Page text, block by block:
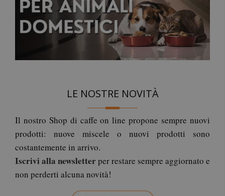
LE NOSTRE NOVITÀ
Il nostro Shop di caffe on line propone sempre nuovi
prodotti: nuove miscele o nuovi prodotti sono
costantemente in arrivo.
Iscrivi alla newsletterper restare sempre aggiornato e
non perderti alcuna novità!